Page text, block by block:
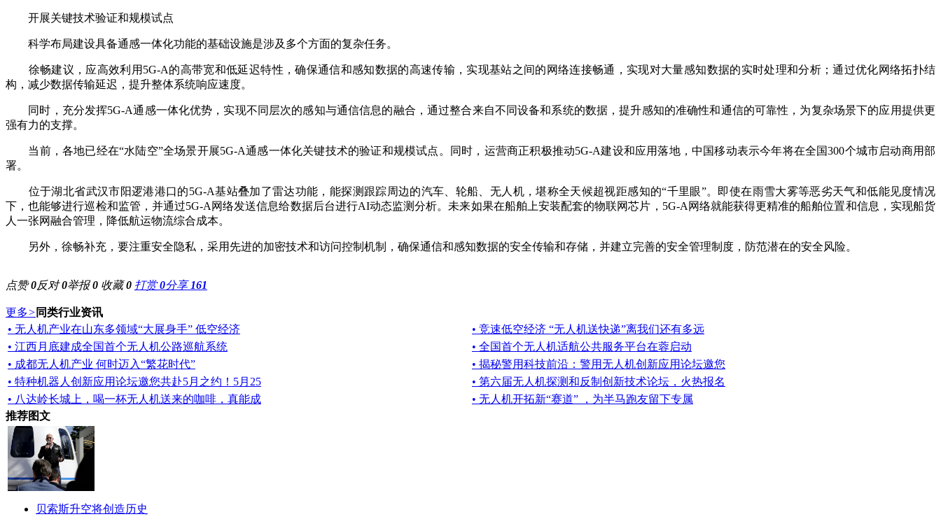
开展关键技术验证和规模试点
科学布局建设具备通感一体化功能的基础设施是涉及多个方面的复杂任务。
徐畅建议，应高效利用5G-A的高带宽和低延迟特性，确保通信和感知数据的高速传输，实现基站之间的网络连接畅通，实现对大量感知数据的实时处理和分析；通过优化网络拓扑结
构，减少数据传输延迟，提升整体系统响应速度。
同时，充分发挥5G-A通感一体化优势，实现不同层次的感知与通信信息的融合，通过整合来自不同设备和系统的数据，提升感知的准确性和通信的可靠性，为复杂场景下的应用提供更
强有力的支撑。
当前，各地已经在“水陆空”全场景开展5G-A通感一体化关键技术的验证和规模试点。同时，运营商正积极推动5G-A建设和应用落地，中国移动表示今年将在全国300个城市启动商用部
署。
位于湖北省武汉市阳逻港港口的5G-A基站叠加了雷达功能，能探测跟踪周边的汽车、轮船、无人机，堪称全天候超视距感知的“千里眼”。即使在雨雪大雾等恶劣天气和低能见度情况
下，也能够进行巡检和监管，并通过5G-A网络发送信息给数据后台进行AI动态监测分析。未来如果在船舶上安装配套的物联网芯片，5G-A网络就能获得更精准的船舶位置和信息，实现船货
人一张网融合管理，降低航运物流综合成本。
另外，徐畅补充，要注重安全隐私，采用先进的加密技术和访问控制机制，确保通信和感知数据的安全传输和存储，并建立完善的安全管理制度，防范潜在的安全风险。
点赞0反对0举报0 收藏0 打赏0分享 161
更多> 同类行业资讯
• 无人机产业在山东多领域“大展身手” 低空经济
• 竞速低空经济 “无人机送快递”离我们还有多远
• 江西月底建成全国首个无人机公路巡航系统
• 全国首个无人机适航公共服务平台在蓉启动
• 成都无人机产业 何时迈入“繁花时代”
• 揭秘警用科技前沿：警用无人机创新应用论坛邀您
• 特种机器人创新应用论坛邀您共赴5月之约！5月25
• 第六届无人机探测和反制创新技术论坛，火热报名
• 八达岭长城上，喝一杯无人机送来的咖啡，真能成
• ​无人机开拓新“赛道” ，为半马跑友留下专属
推荐图文
贝索斯升空将创造历史